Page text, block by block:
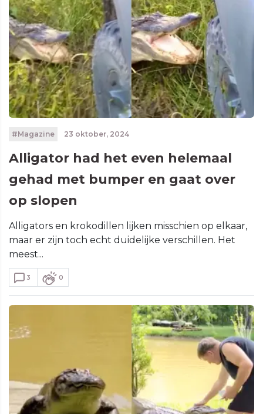
#Magazine 23 oktober, 2024
Alligator had het even helemaal
gehad met bumper en gaat over
op slopen
Alligators en krokodillen lijken misschien op elkaar,
maar er zijn toch echt duidelijke verschillen. Het
meest...
3 0